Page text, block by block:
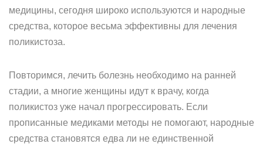
медицины, сегодня широко используются и народные
средства, которое весьма эффективны для лечения
поликистоза.
Повторимся, лечить болезнь необходимо на ранней
стадии, а многие женщины идут к врачу, когда
поликистоз уже начал прогрессировать. Если
прописанные медиками методы не помогают, народные
средства становятся едва ли не единственной